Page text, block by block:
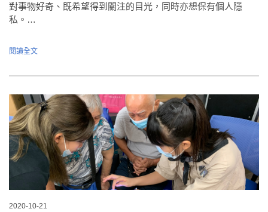
對事物好奇、既希望得到關注的目光，同時亦想保有個人隱
私。…
閱讀全文
2020-10-21